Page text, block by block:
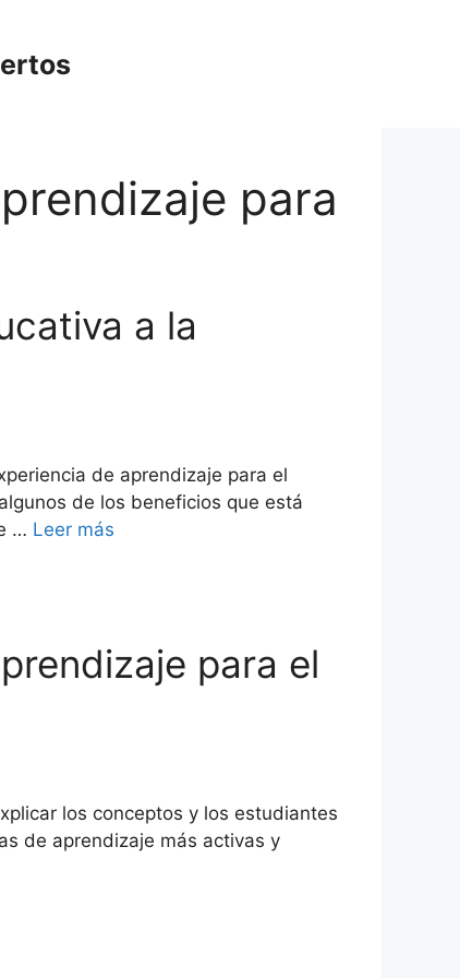
para
a la
de aprendizaje para el
de los beneficios que está
… Leer más
para el
los conceptos y los estudiantes
de aprendizaje más activas y